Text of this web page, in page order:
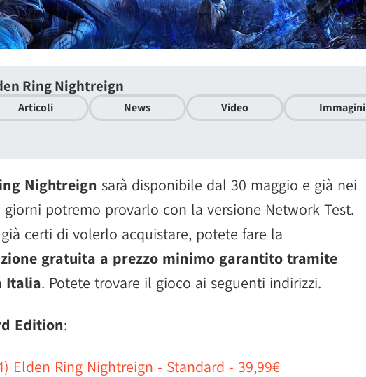
Ring Nightreign
Articoli News Video Immagini
Nightreign sarà disponibile dal 30 maggio e già nei
giorni potremo provarlo con la versione Network Test.
certi di volerlo acquistare, potete fare la
gratuita a prezzo minimo garantito tramite
Italia. Potete trovare il gioco ai seguenti indirizzi.
Edition:
Elden Ring Nightreign - Standard - 39,99€